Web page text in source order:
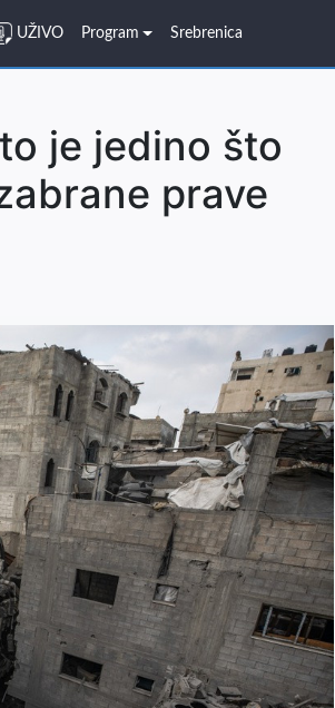
UŽIVO Program Srebrenica
je jedino što
prave